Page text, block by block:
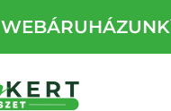
WEBÁRUHÁZUNK